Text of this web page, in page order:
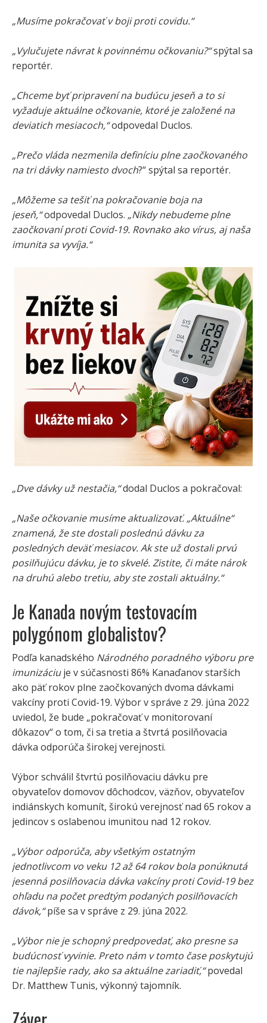
„Musíme pokračovať v boji proti covidu.“
„Vylučujete návrat k povinnému očkovaniu?“spýtal sa
reportér.
„Chceme byť pripravení na budúcu jeseň a to si
vyžaduje aktuálne očkovanie, ktoré je založené na
deviatich mesiacoch,“odpovedal Duclos.
„Prečo vláda nezmenila definíciu plne zaočkovaného
na tri dávky namiesto dvoch?“ spýtal sa reportér.
„Môžeme sa tešiť na pokračovanie boja na
jeseň,“odpovedal Duclos. „Nikdy nebudeme plne
zaočkovaní proti Covid-19. Rovnako ako vírus, aj naša
imunita sa vyvíja.“
„Dve dávky už nestačia,“dodal Duclos a pokračoval:
„Naše očkovanie musíme aktualizovať. „Aktuálne“
znamená, že ste dostali poslednú dávku za
posledných deväť mesiacov. Ak ste už dostali prvú
posilňujúcu dávku, je to skvelé. Zistite, či máte nárok
na druhú alebo tretiu, aby ste zostali aktuálny.“
Je Kanada novým testovacím
polygónom globalistov?
Podľa kanadského Národného poradného výboru pre
imunizáciuje v súčasnosti 86% Kanaďanov starších
ako päť rokov plne zaočkovaných dvoma dávkami
vakcíny proti Covid-19. Výbor v správe z 29. júna 2022
uviedol, že bude „pokračovať v monitorovaní
dôkazov“ o tom, či sa tretia a štvrtá posilňovacia
dávka odporúča širokej verejnosti.
Výbor schválil štvrtú posilňovaciu dávku pre
obyvateľov domovov dôchodcov, väzňov, obyvateľov
indiánskych komunít, širokú verejnosť nad 65 rokov a
jedincov s oslabenou imunitou nad 12 rokov.
„Výbor odporúča, aby všetkým ostatným
jednotlivcom vo veku 12 až 64 rokov bola ponúknutá
jesenná posilňovacia dávka vakcíny proti Covid-19 bez
ohľadu na počet predtým podaných posilňovacích
dávok,“píše sa v správe z 29. júna 2022.
„Výbor nie je schopný predpovedať, ako presne sa
budúcnosť vyvinie. Preto nám v tomto čase poskytujú
tie najlepšie rady, ako sa aktuálne zariadiť,“povedal
Dr. Matthew Tunis, výkonný tajomník.